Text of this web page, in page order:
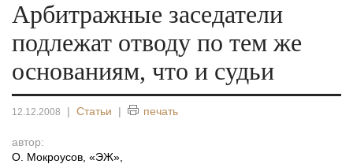
Арбитражные заседатели
подлежат отводу по тем же
основаниям, что и судьи
12.12.2008 | Статьи | печать
автор:
О. Мокроусов, «ЭЖ»